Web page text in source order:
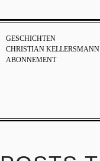
GESCHICHTEN
CHRISTIAN KELLERSMANN
ABONNEMENT